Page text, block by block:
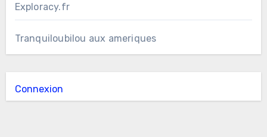
Exploracy.fr
Tranquiloubilou aux ameriques
Connexion